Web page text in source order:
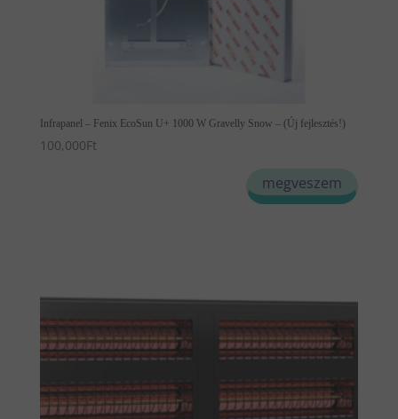
Infrapanel – Fenix EcoSun U+ 1000 W Gravelly Snow – (Új fejlesztés!)
100,000Ft
megveszem